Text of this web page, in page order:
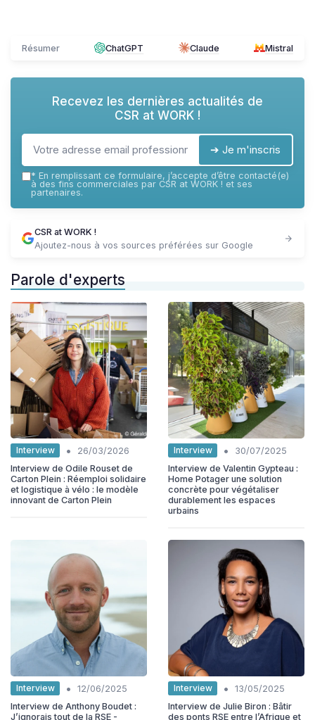
Résumer ChatGPT Claude Mistral
Recevez les dernières actualités de
CSR at WORK !
➔ Je m'inscris
* En remplissant ce formulaire, j’accepte d’être contacté(e)
à des fins commerciales par CSR at WORK ! et ses
partenaires.
CSR at WORK !
Ajoutez-nous à vos sources préférées sur Google
Parole d'experts
Interview •
26/03/2026
Interview de Odile Rouset de
Carton Plein : Réemploi solidaire
et logistique à vélo : le modèle
innovant de Carton Plein
Interview •
30/07/2025
Interview de Valentin Gypteau :
Home Potager une solution
concrète pour végétaliser
durablement les espaces
urbains
Interview •
12/06/2025
Interview de Anthony Boudet :
J’ignorais tout de la RSE -
Interview •
13/05/2025
Interview de Julie Biron : Bâtir
des ponts RSE entre l’Afrique et